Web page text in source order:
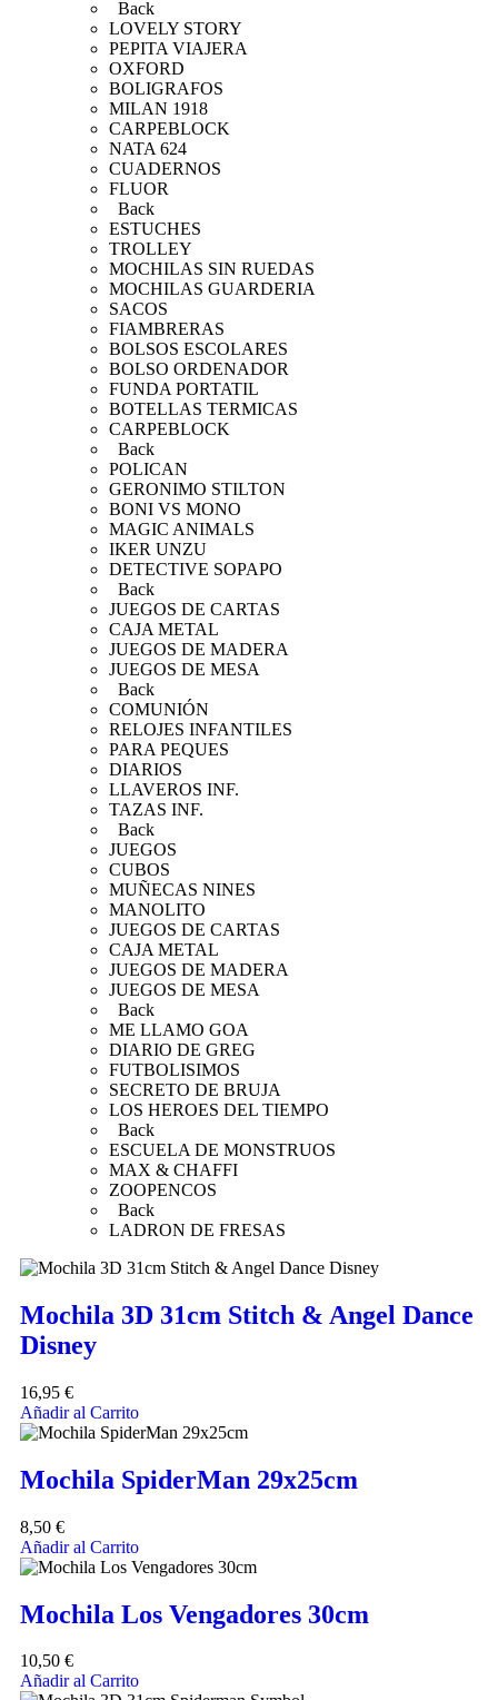
Back
LOVELY STORY
PEPITA VIAJERA
OXFORD
BOLIGRAFOS
MILAN 1918
CARPEBLOCK
NATA 624
CUADERNOS
FLUOR
Back
ESTUCHES
TROLLEY
MOCHILAS SIN RUEDAS
MOCHILAS GUARDERIA
SACOS
FIAMBRERAS
BOLSOS ESCOLARES
BOLSO ORDENADOR
FUNDA PORTATIL
BOTELLAS TERMICAS
CARPEBLOCK
Back
POLICAN
GERONIMO STILTON
BONI VS MONO
MAGIC ANIMALS
IKER UNZU
DETECTIVE SOPAPO
Back
JUEGOS DE CARTAS
CAJA METAL
JUEGOS DE MADERA
JUEGOS DE MESA
Back
COMUNIÓN
RELOJES INFANTILES
PARA PEQUES
DIARIOS
LLAVEROS INF.
TAZAS INF.
Back
JUEGOS
CUBOS
MUÑECAS NINES
MANOLITO
JUEGOS DE CARTAS
CAJA METAL
JUEGOS DE MADERA
JUEGOS DE MESA
Back
ME LLAMO GOA
DIARIO DE GREG
FUTBOLISIMOS
SECRETO DE BRUJA
LOS HEROES DEL TIEMPO
Back
ESCUELA DE MONSTRUOS
MAX & CHAFFI
ZOOPENCOS
Back
LADRON DE FRESAS
Mochila 3D 31cm Stitch & Angel Dance
Disney
16,95 €
Añadir al Carrito
Mochila SpiderMan 29x25cm
8,50 €
Añadir al Carrito
Mochila Los Vengadores 30cm
10,50 €
Añadir al Carrito